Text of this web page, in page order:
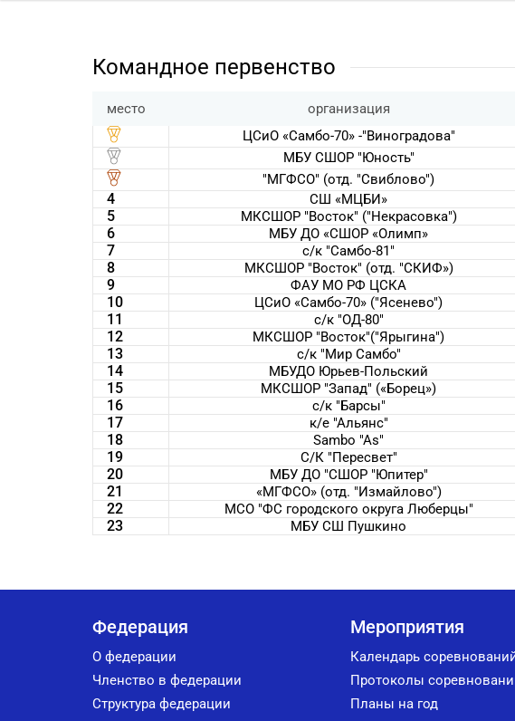
Командное первенство
место организация
ЦСиО «Самбо-70» -"Виноградова"
МБУ СШОР "Юность"
"МГФСО" (отд. "Свиблово")
4 СШ «МЦБИ»
5 МКСШОР "Восток" ("Некрасовка")
6 МБУ ДО «СШОР «Олимп»
7 с/к "Самбо-81"
8 МКСШОР "Восток" (отд. "СКИФ»)
9 ФАУ МО РФ ЦСКА
10 ЦСиО «Самбо-70» ("Ясенево")
11 с/к "ОД-80"
12 МКСШОР "Восток"("Ярыгина")
13 с/к "Мир Самбо"
14 МБУДО Юрьев-Польский
15 МКСШОР "Запад" («Борец»)
16 с/к "Барсы"
17 к/е "Альянс"
18 Sambo "As"
19 С/К "Пересвет"
20 МБУ ДО "СШОР "Юпитер"
21 «МГФСО» (отд. "Измайлово")
22 МСО "ФС городского округа Люберцы"
23 МБУ СШ Пушкино
Федерация
О федерации
Членство в федерации
Структура федерации
Мероприятия
Календарь
Протоколы
Планы на год